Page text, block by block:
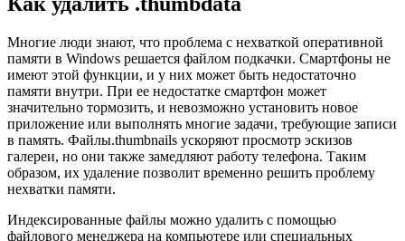
Многие люди знают, что проблема с нехваткой оперативной
памяти в Windows решается файлом подкачки. Смартфоны не
имеют этой функции, и у них может быть недостаточно
памяти внутри. При ее недостатке смартфон может
значительно тормозить, и невозможно установить новое
приложение или выполнять многие задачи, требующие записи
в память. Файлы.thumbnails ускоряют просмотр эскизов
галереи, но они также замедляют работу телефона. Таким
образом, их удаление позволит временно решить проблему
нехватки памяти.
Индексированные файлы можно удалить с помощью
файлового менеджера на компьютере или специальных